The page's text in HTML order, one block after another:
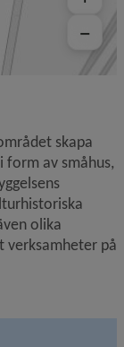
skapa
av småhus,
olika
verksamheter på